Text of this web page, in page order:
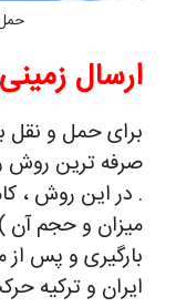
ارسال
برای حمل و نقل
صرفه ترین روش
. در این روش ،
میزان و حجم آن
بارگیری و پس
ایران و ترکیه